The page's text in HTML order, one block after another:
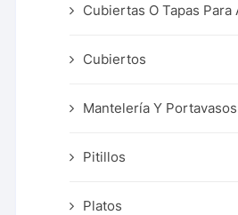
Cubiertas O Tapas Para
Cubiertos
Mantelería Y Portavasos
Pitillos
Platos